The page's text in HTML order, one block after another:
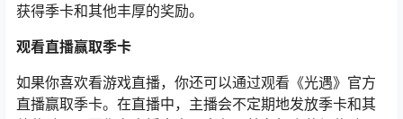
获得季卡和其他丰厚的奖励。
观看直播赢取季卡
如果你喜欢看游戏直播，你还可以通过观看《光遇》官方
直播赢取季卡。在直播中，主播会不定期地发放季卡和其